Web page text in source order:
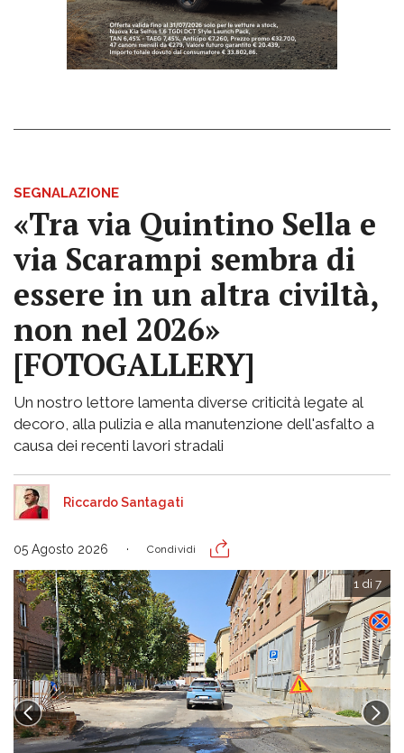
SEGNALAZIONE
«Tra via Quintino Sella e
via Scarampi sembra di
essere in un altra civiltà,
non nel 2026»
[FOTOGALLERY]
Un nostro lettore lamenta diverse criticità legate al
decoro, alla pulizia e alla manutenzione dell'asfalto a
causa dei recenti lavori stradali
Riccardo Santagati
05 Agosto 2026 Condividi
1 di 7